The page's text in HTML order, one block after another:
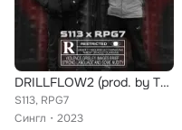
DRILLFLOW2 (prod. by Thugstage)
S113, RPG7
Сингл
2023